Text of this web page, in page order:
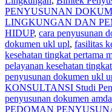
PENYUSUNAN
LINGKUNGAN DAN
HIDUP, cara penyusunan
dokumen ukl upl, fasilitas
kesehatan tingkat pertama
pelayanan kesehatan
penyusunan dokumen ukl
KONSULTANSI Studi
penyusunan dokumen
PEDOMAN